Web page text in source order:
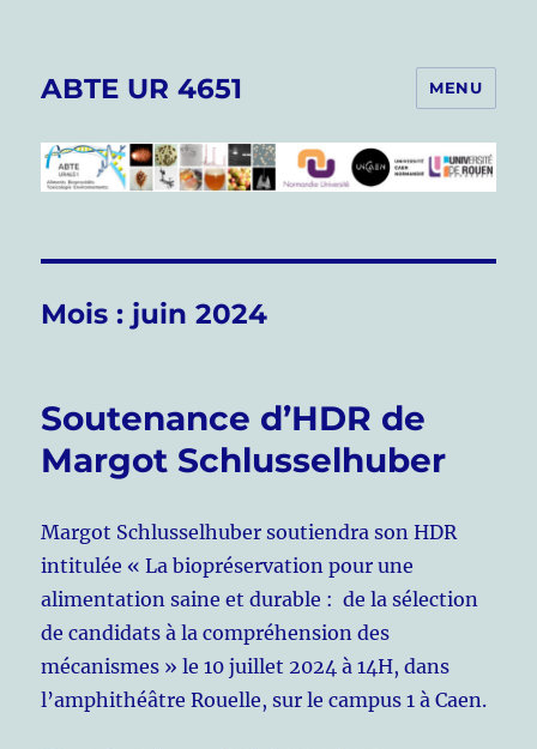
ABTE UR 4651 MENU
Mois : juin 2024
Soutenance d’HDR de
Margot Schlusselhuber
Margot Schlusselhuber soutiendra son HDR
intitulée « La biopréservation pour une
alimentation saine et durable : de la sélection
de candidats à la compréhension des
mécanismes » le 10 juillet 2024 à 14H, dans
l’amphithéâtre Rouelle, sur le campus 1 à Caen.